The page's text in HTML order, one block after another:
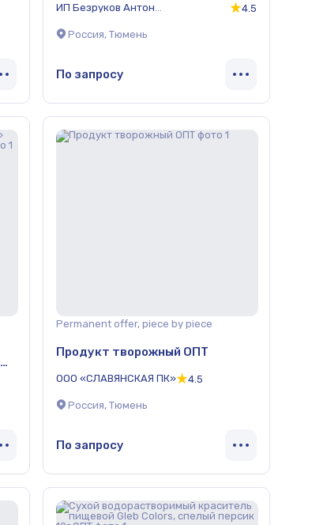
ИП Безруков Антон
4.5
Россия, Тюмень
По запросу
Permanent offer, piece by piece
Продукт творожный ОПТ
ООО «СЛАВЯНСКАЯ ПК» 4.5
Россия, Тюмень
По запросу